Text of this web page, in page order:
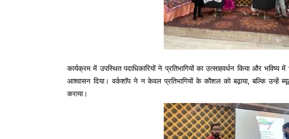
कार्यक्रम में उपस्थित पदाधिकारियों ने प्रतिभागियों का उत्साहवर्धन किया और
आश्वासन दिया। वर्कशॉप ने न केवल प्रतिभागियों के कौशल को बढ़ाया, बल्कि उन्हें
कराया।